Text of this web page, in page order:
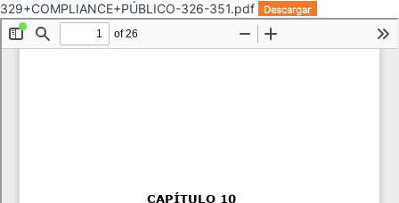
329+COMPLIANCE+PÚBLICO-326-351.pdf Descargar